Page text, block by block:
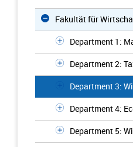
Fakultät für
Department 1:
Department 2:
Department 3:
Department 4:
Department 5: